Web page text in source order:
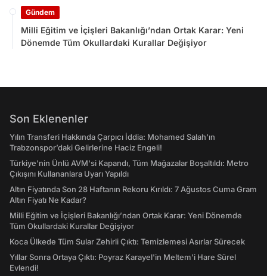
Gündem
Milli Eğitim ve İçişleri Bakanlığı’ndan Ortak Karar: Yeni
Dönemde Tüm Okullardaki Kurallar Değişiyor
Son Eklenenler
Yılın Transferi Hakkında Çarpıcı İddia: Mohamed Salah'ın
Trabzonspor’daki Gelirlerine Haciz Engeli!
Türkiye'nin Ünlü AVM'si Kapandı, Tüm Mağazalar Boşaltıldı: Metro
Çıkışını Kullananlara Uyarı Yapıldı
Altın Fiyatında Son 28 Haftanın Rekoru Kırıldı: 7 Ağustos Cuma Gram
Altın Fiyatı Ne Kadar?
Milli Eğitim ve İçişleri Bakanlığı’ndan Ortak Karar: Yeni Dönemde
Tüm Okullardaki Kurallar Değişiyor
Koca Ülkede Tüm Sular Zehirli Çıktı: Temizlemesi Asırlar Sürecek
Yıllar Sonra Ortaya Çıktı: Poyraz Karayel'in Meltem'i Hare Sürel
Evlendi!